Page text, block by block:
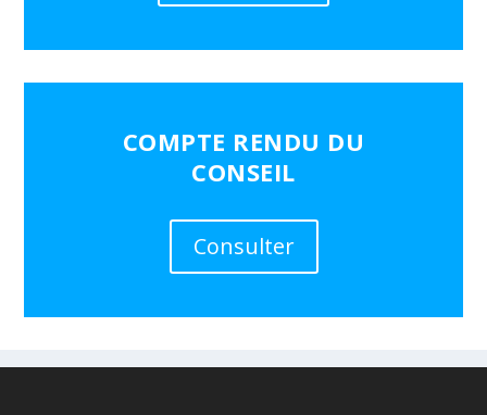
COMPTE RENDU DU
CONSEIL
Consulter